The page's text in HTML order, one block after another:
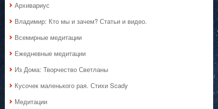
Архивариус
Владимир: Кто мы и зачем? Статьи и видео.
Всемирные медитации
Ежедневные медитации
Из Дома: Творчество Светланы
Кусочек маленького рая. Стихи Scady
Медитации